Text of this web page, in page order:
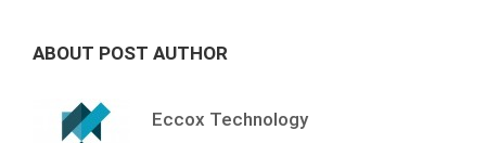
ABOUT POST AUTHOR
Eccox Technology